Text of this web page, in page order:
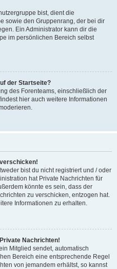
bist, dient die
sowie den Gruppenrang, der bei dir
Ein Administrator kann dir die
im persönlichen Bereich selbst
der Startseite?
des Forenteams, einschließlich der
hier auch weitere Informationen
bist du nicht registriert und / oder
hat Private Nachrichten für
könnte es sein, dass der
zu verschicken, entzogen hat.
Informationen zu erhalten.
Nachrichten!
Mitglied sendet, automatisch
Bereich eine entsprechende Regel
von jemandem erhältst, so kannst